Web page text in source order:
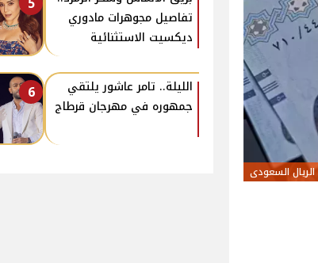
الريال السعودى
تفاصيل مجوهرات مادوري
ديكسيت الاستثنائية
6
الليلة.. تامر عاشور يلتقي
جمهوره في مهرجان قرطاج